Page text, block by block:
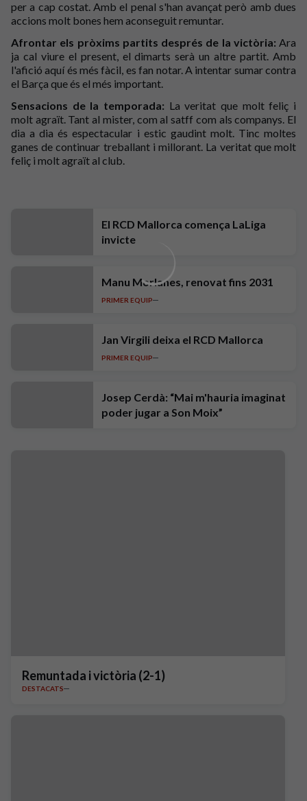
per a cap costat. Amb el penal s'han avançat però amb dues
accions molt bones hem aconseguit remuntar.
Afrontar els pròxims partits després de la victòria: Ara
ja cal viure el present, el dimarts serà un altre partit. Amb
l'afició aquí és més fàcil, es fan notar. A intentar sumar contra
el Barça que és el més important.
Sensacions de la temporada: La veritat que molt feliç i
molt agraït. Tant al mister, com al satff com als companys. El
dia a dia és espectacular i estic gaudint molt. Tinc moltes
ganes de continuar treballant i millorant. La veritat que molt
feliç i molt agraït al club.
El RCD Mallorca comença LaLiga
invicte
Manu Morlanes, renovat fins 2031
PRIMER EQUIP
Jan Virgili deixa el RCD Mallorca
PRIMER EQUIP
Josep Cerdà: “Mai m'hauria imaginat
poder jugar a Son Moix”
Remuntada i victòria (2-1)
DESTACATS